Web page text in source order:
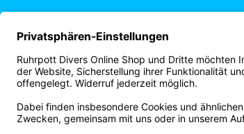
Vertrag widerrufen